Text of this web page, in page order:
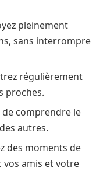
pleinement
sans interrompre
régulièrement
proches.
de comprendre le
autres.
des moments de
vos amis et votre